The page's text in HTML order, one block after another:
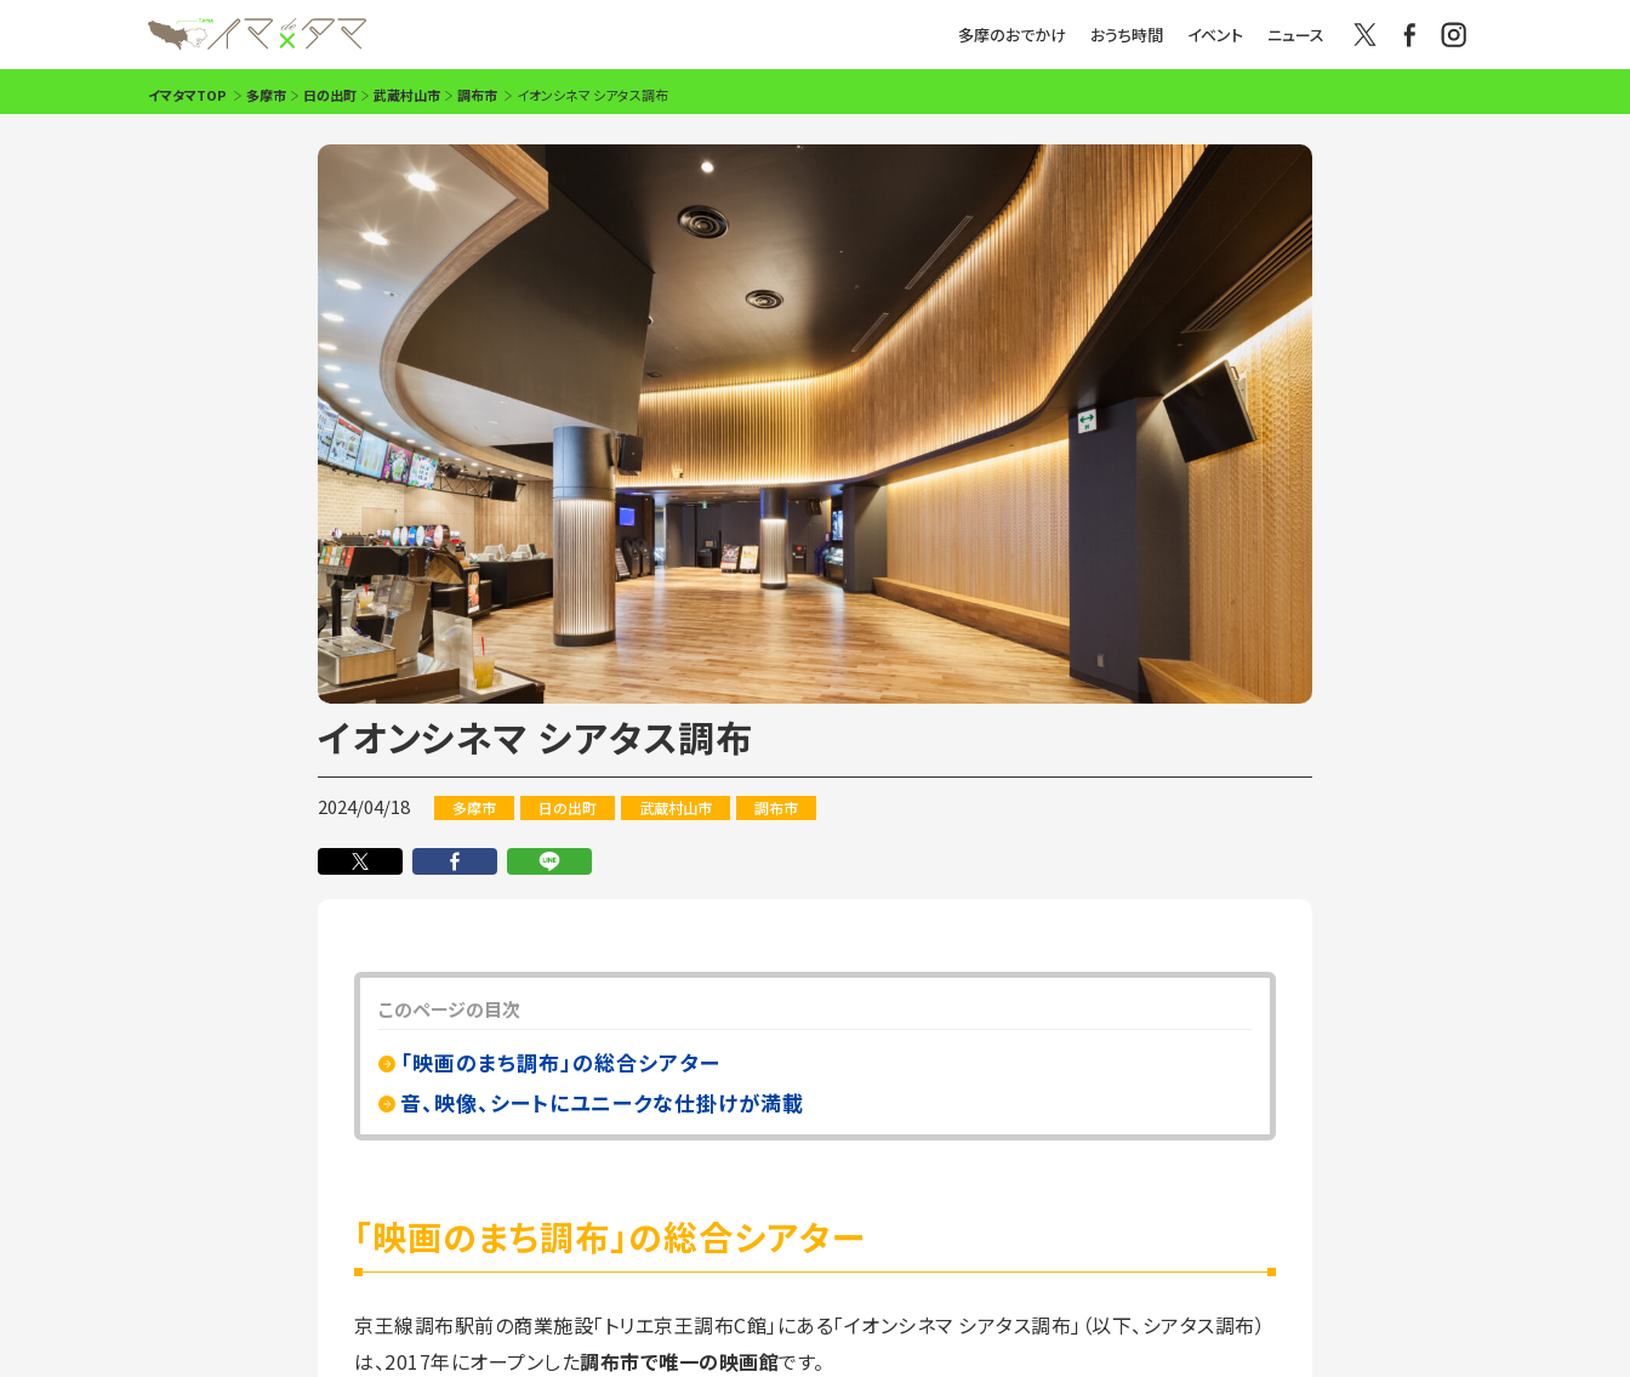
多摩のおでかけ おうち時間 イベント ニュース
イマタマTOP 多摩市 日の出町 武蔵村山市 調布市 イオンシネマ シアタス調布
イオンシネマ シアタス調布
2024/04/18 多摩市 日の出町 武蔵村山市 調布市
このページの目次
「映画のまち調布」の総合シアター
音、映像、シートにユニークな仕掛けが満載
「映画のまち調布」の総合シアター
京王線調布駅前の商業施設「トリエ京王調布C館」にある「イオンシネマ シアタス調布」（以下、シアタス調布）
は、2017年にオープンした調布市で唯一の映画館です。